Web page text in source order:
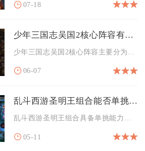
07-18
少年三国志吴国2核心阵容有哪些克制
06-07
乱斗西游圣明王组合能否单挑敌人
乱斗西游圣明王组合具备单挑能力，但并非适合所有场景的单挑战神...
05-11